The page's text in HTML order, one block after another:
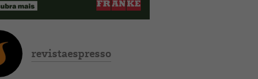
revistaespresso